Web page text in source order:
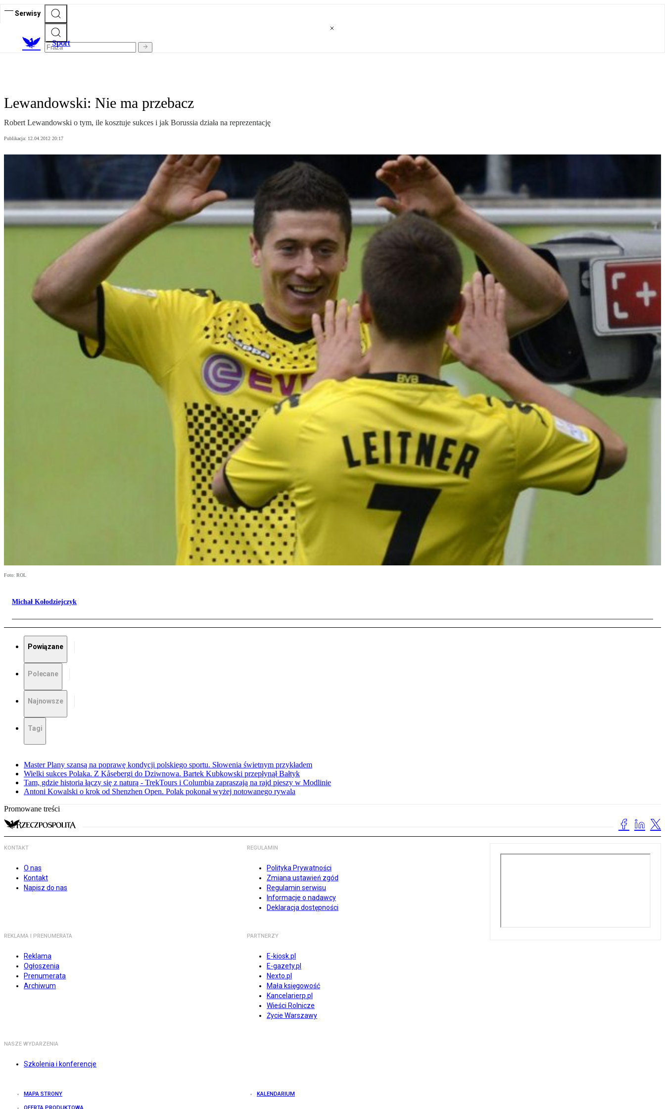
Serwisy
Sport
Lewandowski: Nie ma przebacz
Robert Lewandowski o tym, ile kosztuje sukces i jak Borussia działa na reprezentację
Publikacja: 12.04.2012 20:17
Foto: ROL
Michał Kołodziejczyk
Powiązane
Polecane
Najnowsze
Tagi
Master Plany szansą na poprawę kondycji polskiego sportu. Słowenia świetnym przykładem
Wielki sukces Polaka. Z Kåsebergi do Dziwnowa. Bartek Kubkowski przepłynął Bałtyk
Tam, gdzie historia łączy się z naturą - TrekTours i Columbia zapraszają na rajd pieszy w Modlinie
Antoni Kowalski o krok od Shenzhen Open. Polak pokonał wyżej notowanego rywala
Promowane treści
KONTAKT
O nas
Kontakt
Napisz do nas
REGULAMIN
Polityka Prywatności
Zmiana ustawień zgód
Regulamin serwisu
Informacje o nadawcy
Deklaracja dostępności
REKLAMA I PRENUMERATA
Reklama
Ogłoszenia
Prenumerata
Archiwum
PARTNERZY
E-kiosk.pl
E-gazety.pl
Nexto.pl
Mała księgowość
Kancelarierp.pl
Wieści Rolnicze
Życie Warszawy
NASZE WYDARZENIA
Szkolenia i konferencje
MAPA STRONY KALENDARIUM